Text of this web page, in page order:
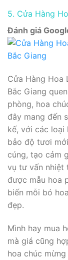
5. Cửa Hàng
Đánh giá
Cửa Hàng Hoa
Bắc Giang
phòng, hoa
đây mang đến
kế, với các loại
bảo độ tươi
cúng, tạo cảm
vụ tư vấn nhiệt
được mẫu hoa
biến mỗi bó
đẹp.
Mình hay mua
mà giá cũng
hoa chúc